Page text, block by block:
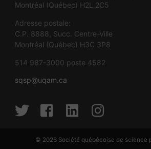
Montréal (Québec) H2L 2C5
Adresse postale:
C.P. 8888, Succ. Centre-Ville
Montréal (Québec) H3C 3P8
514 987-3000 poste 4582
sqsp@uqam.ca
© 2026 Société québécoise de science